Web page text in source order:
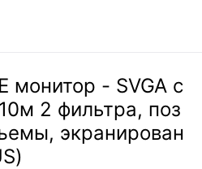
монитор - SVGA c
2 фильтра, поз
экранирован